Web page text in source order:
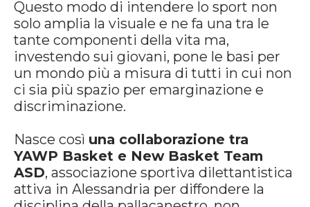
Questo modo di intendere lo sport non
solo amplia la visuale e ne fa una tra le
tante componenti della vita ma,
investendo sui giovani, pone le basi per
un mondo più a misura di tutti in cui non
ci sia più spazio per emarginazione e
discriminazione.
Nasce così una collaborazione tra
YAWP Basket e New Basket Team
ASD, associazione sportiva dilettantistica
attiva in Alessandria per diffondere la